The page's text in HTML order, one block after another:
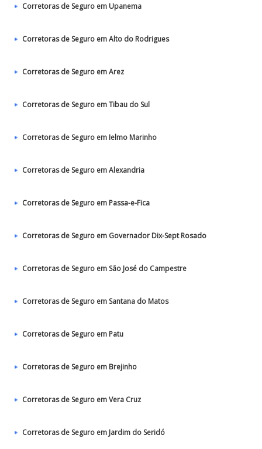
Corretoras de Seguro em Upanema
Corretoras de Seguro em Alto do Rodrigues
Corretoras de Seguro em Arez
Corretoras de Seguro em Tibau do Sul
Corretoras de Seguro em Ielmo Marinho
Corretoras de Seguro em Alexandria
Corretoras de Seguro em Passa-e-Fica
Corretoras de Seguro em Governador Dix-Sept Rosado
Corretoras de Seguro em São José do Campestre
Corretoras de Seguro em Santana do Matos
Corretoras de Seguro em Patu
Corretoras de Seguro em Brejinho
Corretoras de Seguro em Vera Cruz
Corretoras de Seguro em Jardim do Seridó